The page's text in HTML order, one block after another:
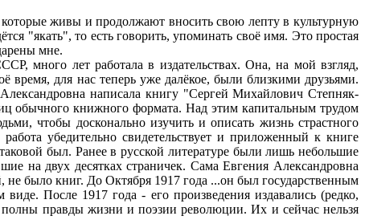
живы и продолжают вносить свою лепту в культурную
"якать", то есть говорить, упоминать своё имя. Это простая
мне.
много лет работала в издательствах. Она, на мой взгляд,
время, для нас теперь уже далёкое, были близкими друзьями.
написала книгу "Сергей Михайлович Степняк-
обычного книжного формата. Над этим капитальным трудом
чтобы досконально изучить и описать жизнь страстного
убедительно свидетельствует и приложенный к книге
был. Ранее в русской литературе были лишь небольшие
на двух десятках страничек. Сама Евгения Александровна
было книг. До Октября 1917 года ...он был государственным
После 1917 года - его произведения издавались (редко,
правды жизни и поэзии революции. Их и сейчас нельзя